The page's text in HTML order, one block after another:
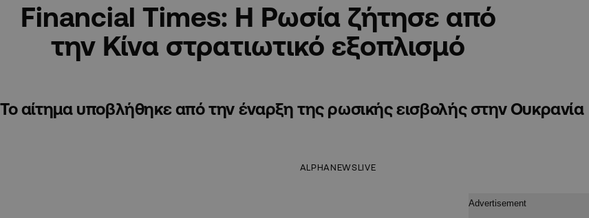
Financial Times: Η Ρωσία ζήτησε από
την Κίνα στρατιωτικό εξοπλισμό
Το αίτημα υποβλήθηκε από την έναρξη της ρωσικής εισβολής στην Ουκρανία
ALPHANEWSLIVE